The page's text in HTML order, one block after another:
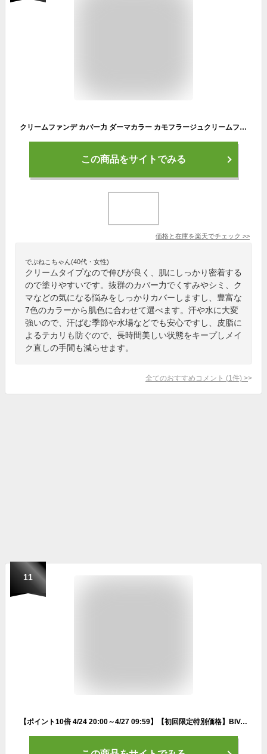
クリームファンデ カバー力 ダーマカラー カモフラージュクリームファンデーション テカリ防止 フェイス用 顔用 男性 女性 シミ隠し あざ隠し タトゥー隠し ホクロ隠し 塗りつぶす 水に強い 傷跡 くすみ 色素沈着 【メール便 送料無料】
この商品をサイトでみる
価格と在庫を楽天でチェック >>
でぶねこちゃん(40代・女性)
クリームタイプなので伸びが良く、肌にしっかり密着する
ので塗りやすいです。抜群のカバー力でくすみやシミ、ク
マなどの気になる悩みをしっかりカバーしますし、豊富な
7色のカラーから肌色に合わせて選べます。汗や水に大変
強いので、汗ばむ季節や水場などでも安心ですし、皮脂に
よるテカリも防ぐので、長時間美しい状態をキープしメイ
ク直しの手間も減らせます。
全てのおすすめコメント (1 件) >
11
【ポイント10倍 4/24 20:00～4/27 09:59】【初回限定特別価格】BIVABOO ベルベットジュエルクッション リフィル付き / 詰め替えセット ビバブー クッションファンデーション 韓国 セミマット 潤い カバー力 ハイカバー 10代 20代 30代 ファンデ 毛穴 foundation